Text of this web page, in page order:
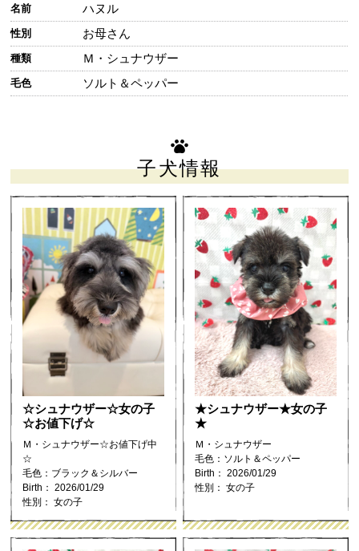
名前 ハヌル
性別 お母さん
種類 Ｍ・シュナウザー
毛色 ソルト＆ペッパー
子犬情報
☆シュナウザー☆女の子
☆お値下げ☆
Ｍ・シュナウザー☆お値下げ中
☆
毛色：ブラック＆シルバー
Birth： 2026/01/29
性別： 女の子
★シュナウザー★女の子
★
Ｍ・シュナウザー
毛色：ソルト＆ペッパー
Birth： 2026/01/29
性別： 女の子